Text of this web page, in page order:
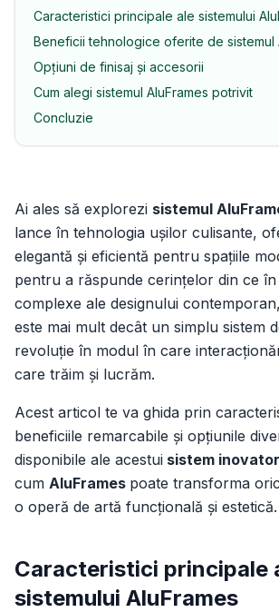
Caracteristici principale ale sistemului
Beneficii tehnologice oferite de sistemul
Opțiuni de finisaj și accesorii
Cum alegi sistemul AluFrames potrivit
Concluzie
Ai ales să explorezi sistemul
lance în tehnologia ușilor culisante,
elegantă și eficientă pentru spațiile
pentru a răspunde cerințelor din ce în
complexe ale designului contemporan,
este mai mult decât un simplu sistem
revoluție în modul în care
care trăim și lucrăm.
Acest articol te va ghida prin
beneficiile remarcabile și opțiunile
disponibile ale acestui sistem inovator
cum AluFrames poate transforma
o operă de artă funcțională și estetică.
Caracteristici principale
sistemului AluFrames